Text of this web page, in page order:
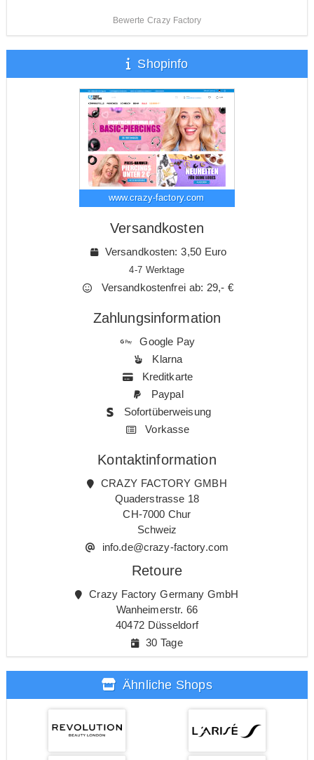
Bewerte Crazy Factory
Shopinfo
www.crazy-factory.com
Versandkosten
Versandkosten: 3,50 Euro
4-7 Werktage
Versandkostenfrei ab: 29,- €
Zahlungsinformation
Google Pay
Klarna
Kreditkarte
Paypal
Sofortüberweisung
Vorkasse
Kontaktinformation
CRAZY FACTORY GMBH
Quaderstrasse 18
CH-7000 Chur
Schweiz
info.de@crazy-factory.com
Retoure
Crazy Factory Germany GmbH
Wanheimerstr. 66
40472 Düsseldorf
30 Tage
Ähnliche Shops